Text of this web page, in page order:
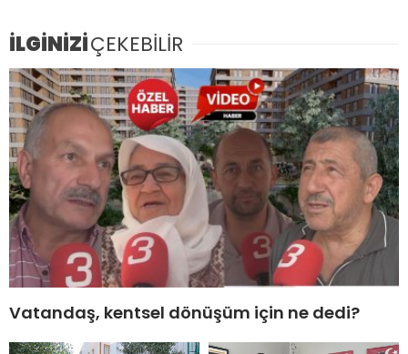
İLGİNİZİÇEKEBİLİR
Vatandaş, kentsel dönüşüm için ne dedi?